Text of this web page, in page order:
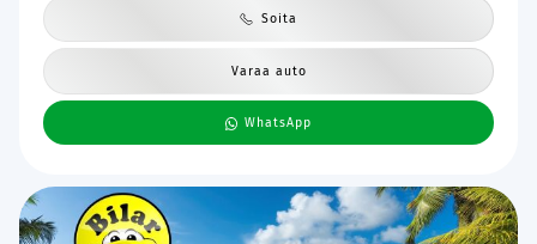
Soita
Varaa auto
WhatsApp